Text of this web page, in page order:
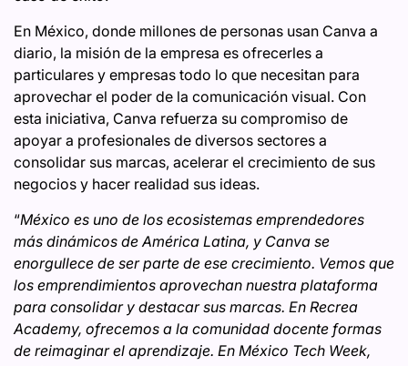
En México, donde millones de personas usan Canva a
diario, la misión de la empresa es ofrecerles a
particulares y empresas todo lo que necesitan para
aprovechar el poder de la comunicación visual. Con
esta iniciativa, Canva refuerza su compromiso de
apoyar a profesionales de diversos sectores a
consolidar sus marcas, acelerar el crecimiento de sus
negocios y hacer realidad sus ideas.
“México es uno de los ecosistemas emprendedores
más dinámicos de América Latina, y Canva se
enorgullece de ser parte de ese crecimiento. Vemos que
los emprendimientos aprovechan nuestra plataforma
para consolidar y destacar sus marcas. En Recrea
Academy, ofrecemos a la comunidad docente formas
de reimaginar el aprendizaje. En México Tech Week,